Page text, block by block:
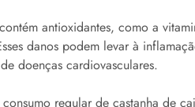
antioxidantes, como a
danos podem levar à
doenças cardiovasculares.
regular de castanha de